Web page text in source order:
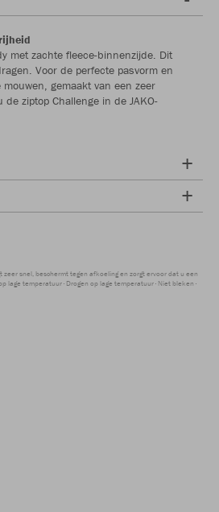
met zachte fleece-binnenzijde. Dit
Voor de perfecte pasvorm en
gemaakt van een zeer
ziptop Challenge in de JAKO-
snel, beschermt tegen afkoeling en zorgt ervoor dat u een
lage temperatuur Drogen op lage temperatuur Niet bleken